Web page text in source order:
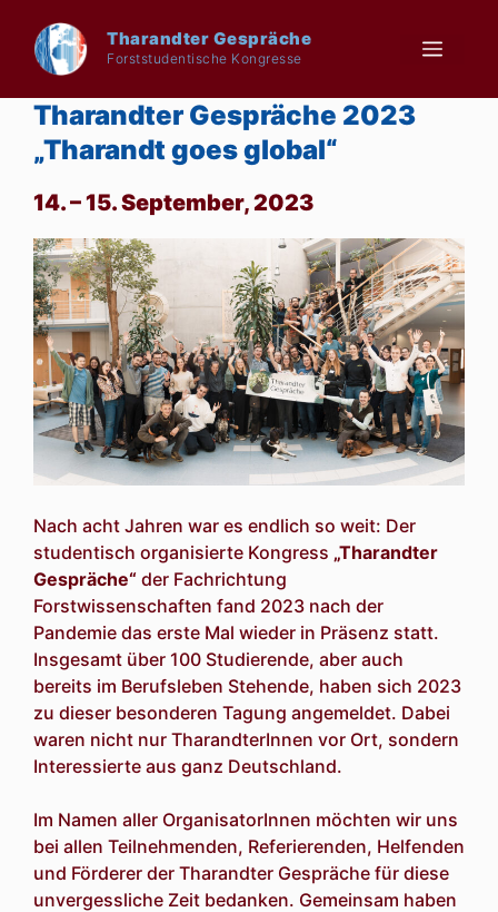
Inhalt
springen
Tharandter Gespräche
Forststudentische Kongresse Menü
Tharandter Gespräche 2023
„Tharandt goes global“
14. – 15. September, 2023
Nach acht Jahren war es endlich so weit: Der
studentisch organisierte Kongress „Tharandter
Gespräche“ der Fachrichtung
Forstwissenschaften fand 2023 nach der
Pandemie das erste Mal wieder in Präsenz statt.
Insgesamt über 100 Studierende, aber auch
bereits im Berufsleben Stehende, haben sich 2023
zu dieser besonderen Tagung angemeldet. Dabei
waren nicht nur TharandterInnen vor Ort, sondern
Interessierte aus ganz Deutschland.
Im Namen aller OrganisatorInnen möchten wir uns
bei allen Teilnehmenden, Referierenden, Helfenden
und Förderer der Tharandter Gespräche für diese
unvergessliche Zeit bedanken. Gemeinsam haben